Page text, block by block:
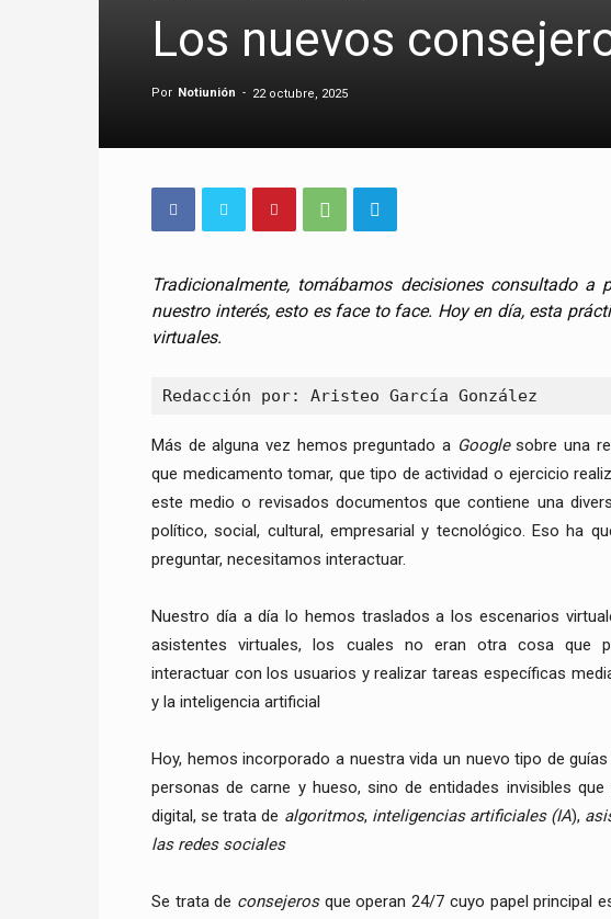
Los nuevos
Por Notiunión - 22 octubre, 2025
Tradicionalmente, tomábamos decisiones consultado
nuestro interés, esto es face to face. Hoy en día, esta
virtuales.
Redacción por: Aristeo García González
Más de alguna vez hemos preguntado a Googlesobre una
que medicamento tomar, que tipo de actividad o ejercicio
este medio o revisados documentos que contiene una
político, social, cultural, empresarial y tecnológico. Eso ha
preguntar, necesitamos interactuar.
Nuestro día a día lo hemos traslados a los escenarios
asistentes virtuales, los cuales no eran otra cosa que
interactuar con los usuarios y realizar tareas específicas
y la inteligencia artificial
Hoy, hemos incorporado a nuestra vida un nuevo tipo de guías
personas de carne y hueso, sino de entidades invisibles
digital, se trata de algoritmos, inteligencias artificiales (IA),
las redes sociales
Se trata de consejerosque operan 24/7 cuyo papel principal